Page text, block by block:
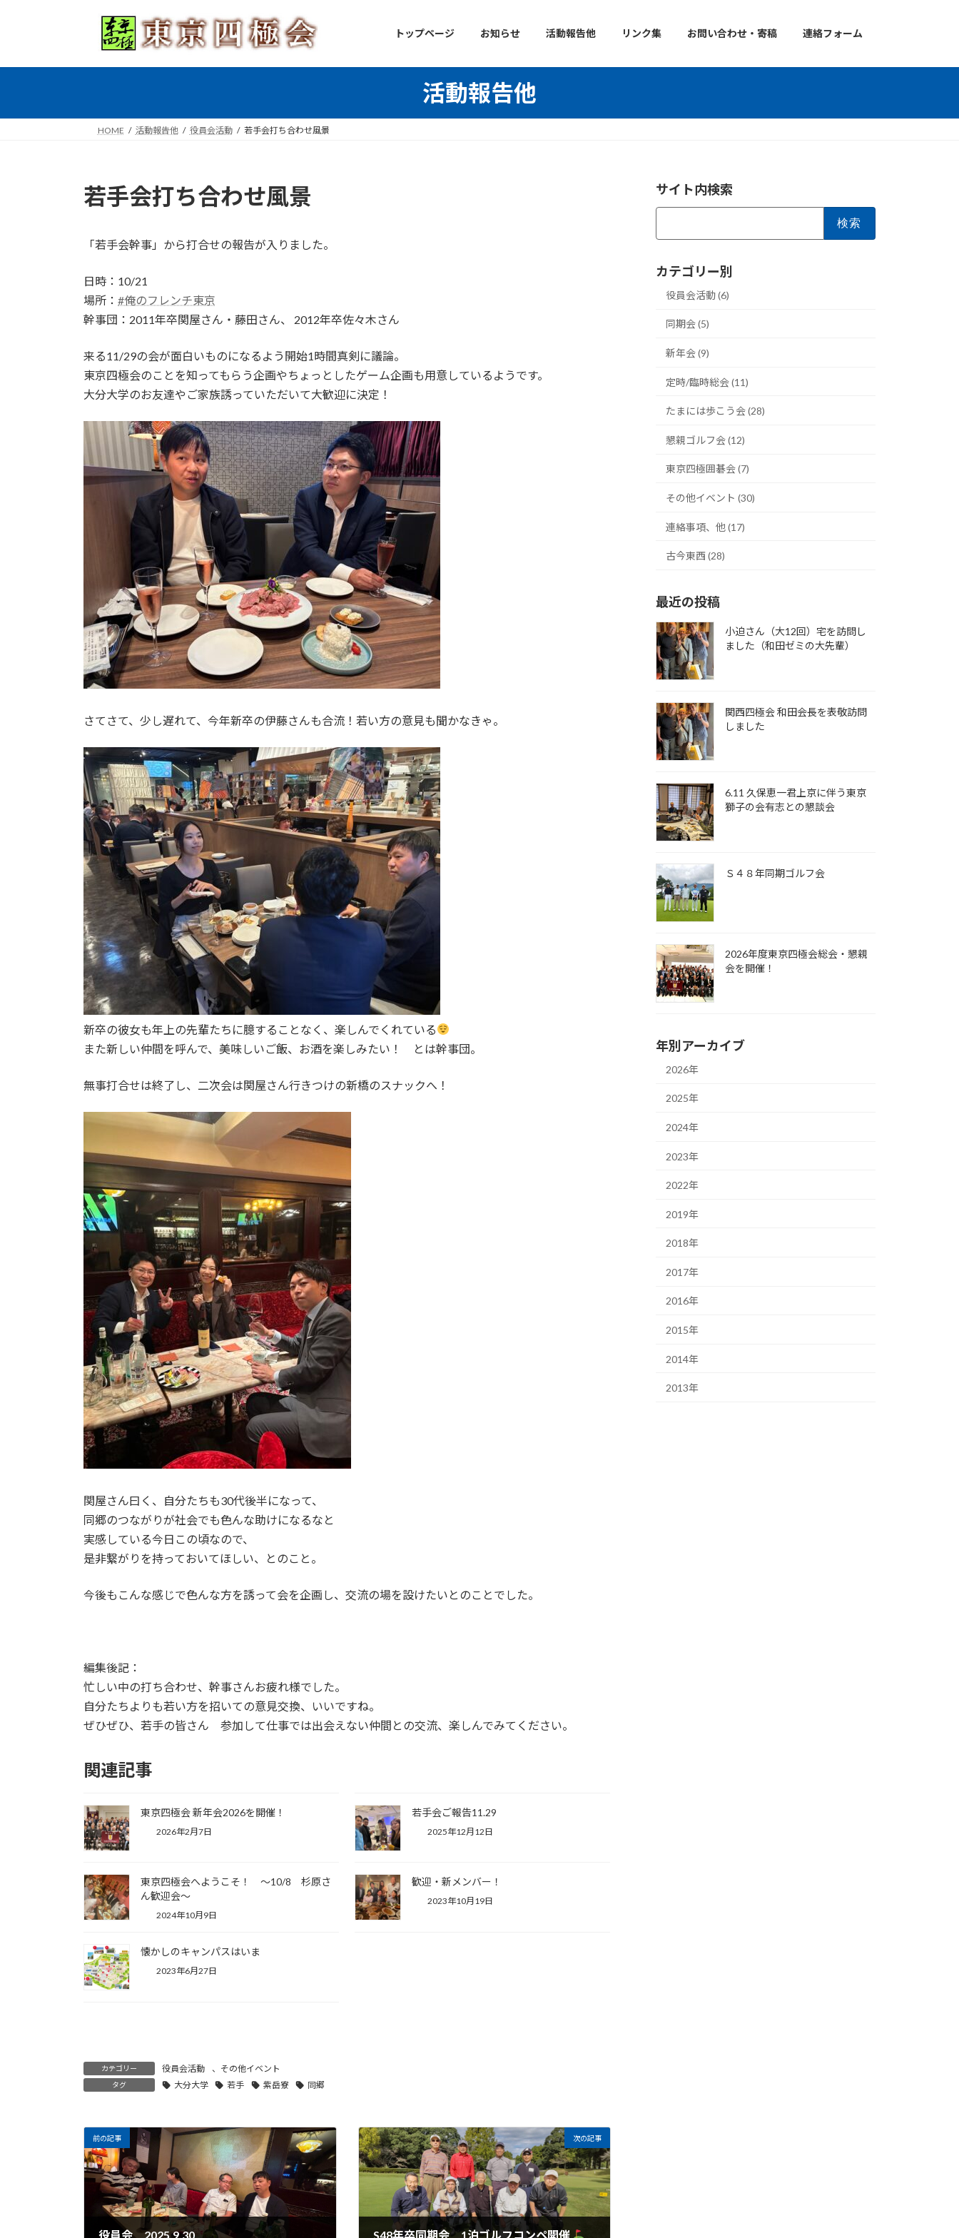
トップページ お知らせ 活動報告他 リンク集 お問い合わせ・寄稿 連絡フォーム
活動報告他
HOME 活動報告他 役員会活動 若手会打ち合わせ風景
若手会打ち合わせ風景
「若手会幹事」から打合せの報告が入りました。
日時：10/21
場所： #俺のフレンチ東京
幹事団：2011年卒関屋さん・藤田さん、 2012年卒佐々木さん
来る11/29の会が面白いものになるよう開始1時間真剣に議論。
東京四極会のことを知ってもらう企画やちょっとしたゲーム企画も用意しているようです。
大分大学のお友達やご家族誘っていただいて大歓迎に決定！
さてさて、少し遅れて、今年新卒の伊藤さんも合流！若い方の意見も聞かなきゃ。
新卒の彼女も年上の先輩たちに臆することなく、楽しんでくれている
また新しい仲間を呼んで、美味しいご飯、お酒を楽しみたい！ とは幹事団。
無事打合せは終了し、二次会は関屋さん行きつけの新橋のスナックへ！
関屋さん曰く、自分たちも30代後半になって、
同郷のつながりが社会でも色んな助けになるなと
実感している今日この頃なので、
是非繋がりを持っておいてほしい、とのこと。
今後もこんな感じで色んな方を誘って会を企画し、交流の場を設けたいとのことでした。
編集後記：
忙しい中の打ち合わせ、幹事さんお疲れ様でした。
自分たちよりも若い方を招いての意見交換、いいですね。
ぜひぜひ、若手の皆さん 参加して仕事では出会えない仲間との交流、楽しんでみてください。
関連記事
東京四極会 新年会2026を開催！
2026年2月7日
若手会ご報告11.29
2025年12月12日
東京四極会へようこそ！ ～10/8 杉原さ
ん歓迎会～
2024年10月9日
歓迎・新メンバー！
2023年10月19日
懐かしのキャンパスはいま
2023年6月27日
カテゴリー 役員会活動 、 その他イベント
タグ 大分大学 若手 紫岳寮 同郷
前の記事
役員会 2025.9.30
次の記事
S48年卒同期会 1泊ゴルフコンペ開催
サイト内検索
カテゴリー別
役員会活動 (6)
同期会 (5)
新年会 (9)
定時/臨時総会 (11)
たまには歩こう会 (28)
懇親ゴルフ会 (12)
東京四極囲碁会 (7)
その他イベント (30)
連絡事項、他 (17)
古今東西 (28)
最近の投稿
小迫さん（大12回）宅を訪問し
ました（和田ゼミの大先輩）
関西四極会 和田会長を表敬訪問
しました
6.11 久保恵一君上京に伴う東京
獅子の会有志との懇談会
Ｓ４８年同期ゴルフ会
2026年度東京四極会総会・懇親
会を開催！
年別アーカイブ
2026年
2025年
2024年
2023年
2022年
2019年
2018年
2017年
2016年
2015年
2014年
2013年